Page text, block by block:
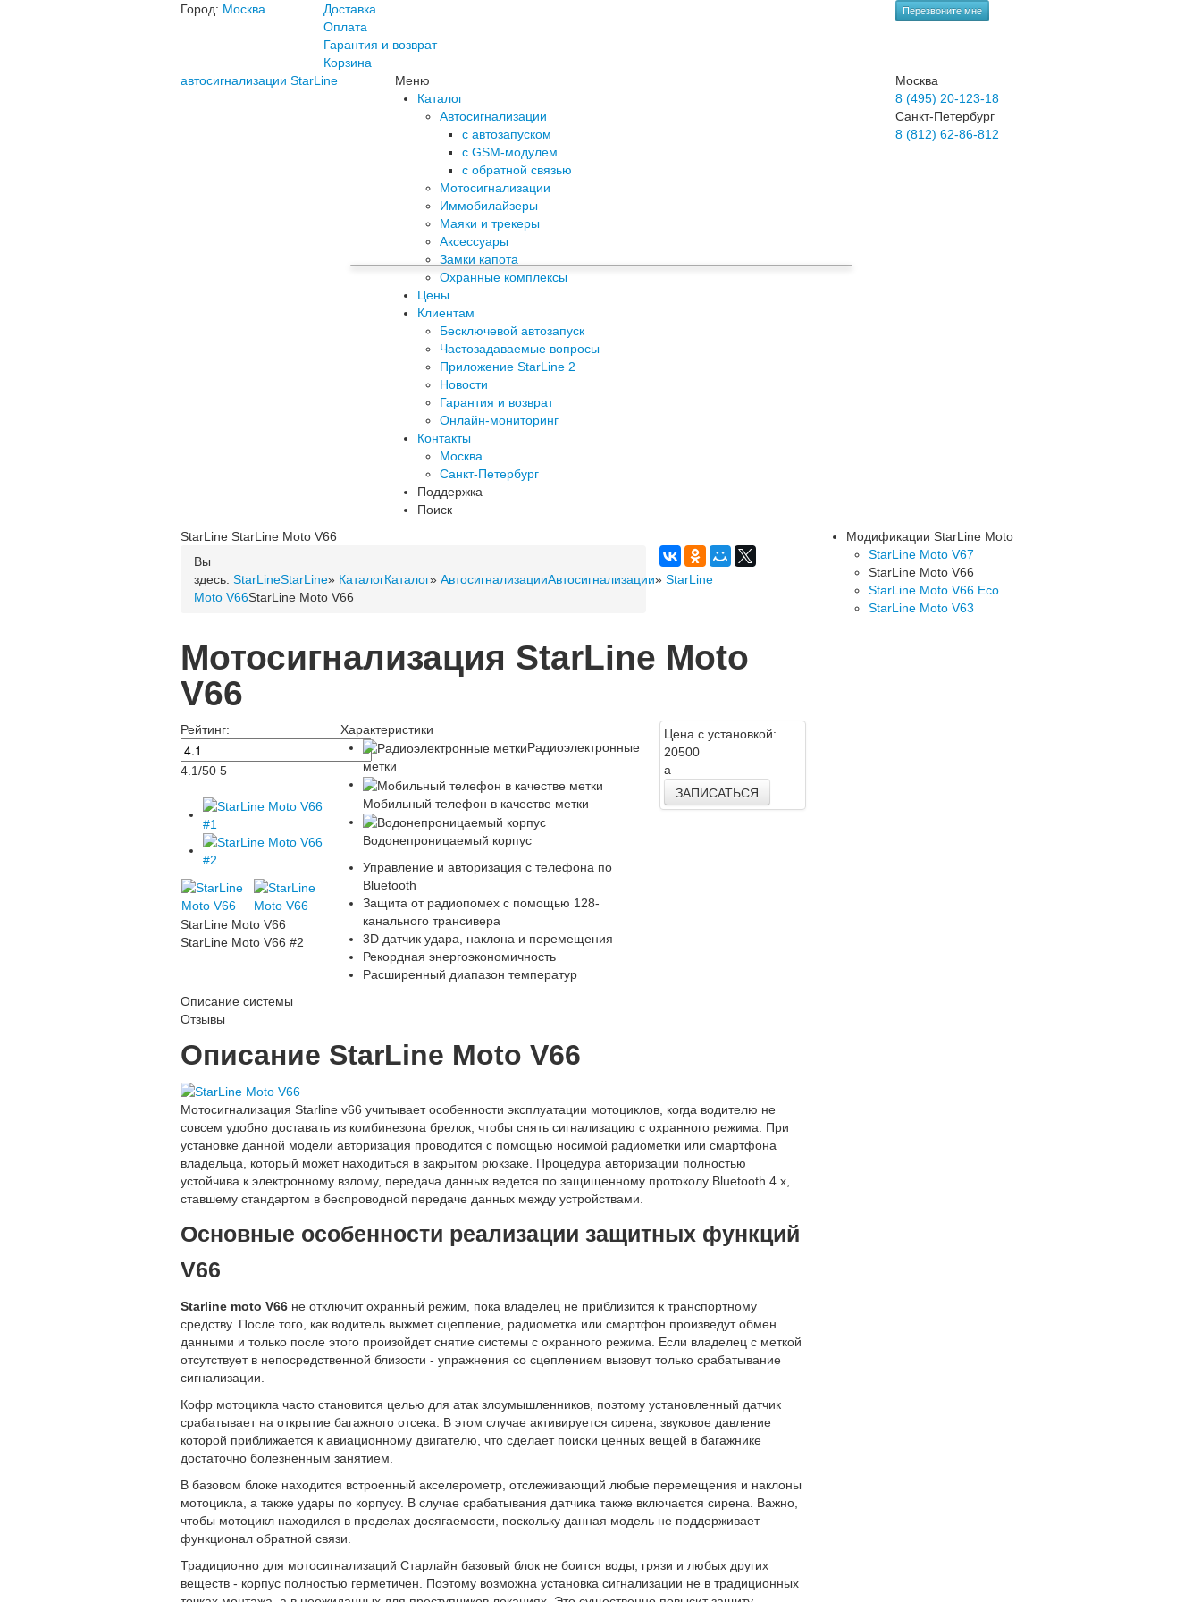
Город: Москва
Доставка
Оплата
Гарантия и возврат
Корзина
Перезвоните мне
автосигнализации StarLine
Меню
Каталог
Автосигнализации
с автозапуском
с GSM-модулем
с обратной связью
Мотосигнализации
Иммобилайзеры
Маяки и трекеры
Аксессуары
Замки капота
Охранные комплексы
Цены
Клиентам
Бесключевой автозапуск
Частозадаваемые вопросы
Приложение StarLine 2
Новости
Гарантия и возврат
Онлайн-мониторинг
Контакты
Москва
Санкт-Петербург
Поддержка
Поиск
Москва
8 (495) 20-123-18
Санкт-Петербург
8 (812) 62-86-812
StarLine StarLine Moto V66
Вы
здесь: StarLineStarLine» КаталогКаталог» АвтосигнализацииАвтосигнализации» StarLine
Moto V66StarLine Moto V66
Мотосигнализация StarLine Moto
V66
Рейтинг:
4.1/50 5
StarLine Moto V66
StarLine Moto V66 #2
Характеристики
Радиоэлектронные
метки
Мобильный телефон в качестве метки
Водонепроницаемый корпус
Управление и авторизация с телефона по
Bluetooth
Защита от радиопомех с помощью 128-
канального трансивера
3D датчик удара, наклона и перемещения
Рекордная энергоэкономичность
Расширенный диапазон температур
Цена с установкой:
20500
a
ЗАПИСАТЬСЯ
Описание системы
Отзывы
Описание StarLine Moto V66
Мотосигнализация Starline v66 учитывает особенности эксплуатации мотоциклов, когда водителю не
совсем удобно доставать из комбинезона брелок, чтобы снять сигнализацию с охранного режима. При
установке данной модели авторизация проводится с помощью носимой радиометки или смартфона
владельца, который может находиться в закрытом рюкзаке. Процедура авторизации полностью
устойчива к электронному взлому, передача данных ведется по защищенному протоколу Bluetooth 4.x,
ставшему стандартом в беспроводной передаче данных между устройствами.
Основные особенности реализации защитных функций
V66
Starline moto V66 не отключит охранный режим, пока владелец не приблизится к транспортному
средству. После того, как водитель выжмет сцепление, радиометка или смартфон произведут обмен
данными и только после этого произойдет снятие системы с охранного режима. Если владелец с меткой
отсутствует в непосредственной близости - упражнения со сцеплением вызовут только срабатывание
сигнализации.
Кофр мотоцикла часто становится целью для атак злоумышленников, поэтому установленный датчик
срабатывает на открытие багажного отсека. В этом случае активируется сирена, звуковое давление
которой приближается к авиационному двигателю, что сделает поиски ценных вещей в багажнике
достаточно болезненным занятием.
В базовом блоке находится встроенный акселерометр, отслеживающий любые перемещения и наклоны
мотоцикла, а также удары по корпусу. В случае срабатывания датчика также включается сирена. Важно,
чтобы мотоцикл находился в пределах досягаемости, поскольку данная модель не поддерживает
функционал обратной связи.
Традиционно для мотосигнализаций Старлайн базовый блок не боится воды, грязи и любых других
веществ - корпус полностью герметичен. Поэтому возможна установка сигнализации не в традиционных
Модификации StarLine Moto
StarLine Moto V67
StarLine Moto V66
StarLine Moto V66 Eco
StarLine Moto V63